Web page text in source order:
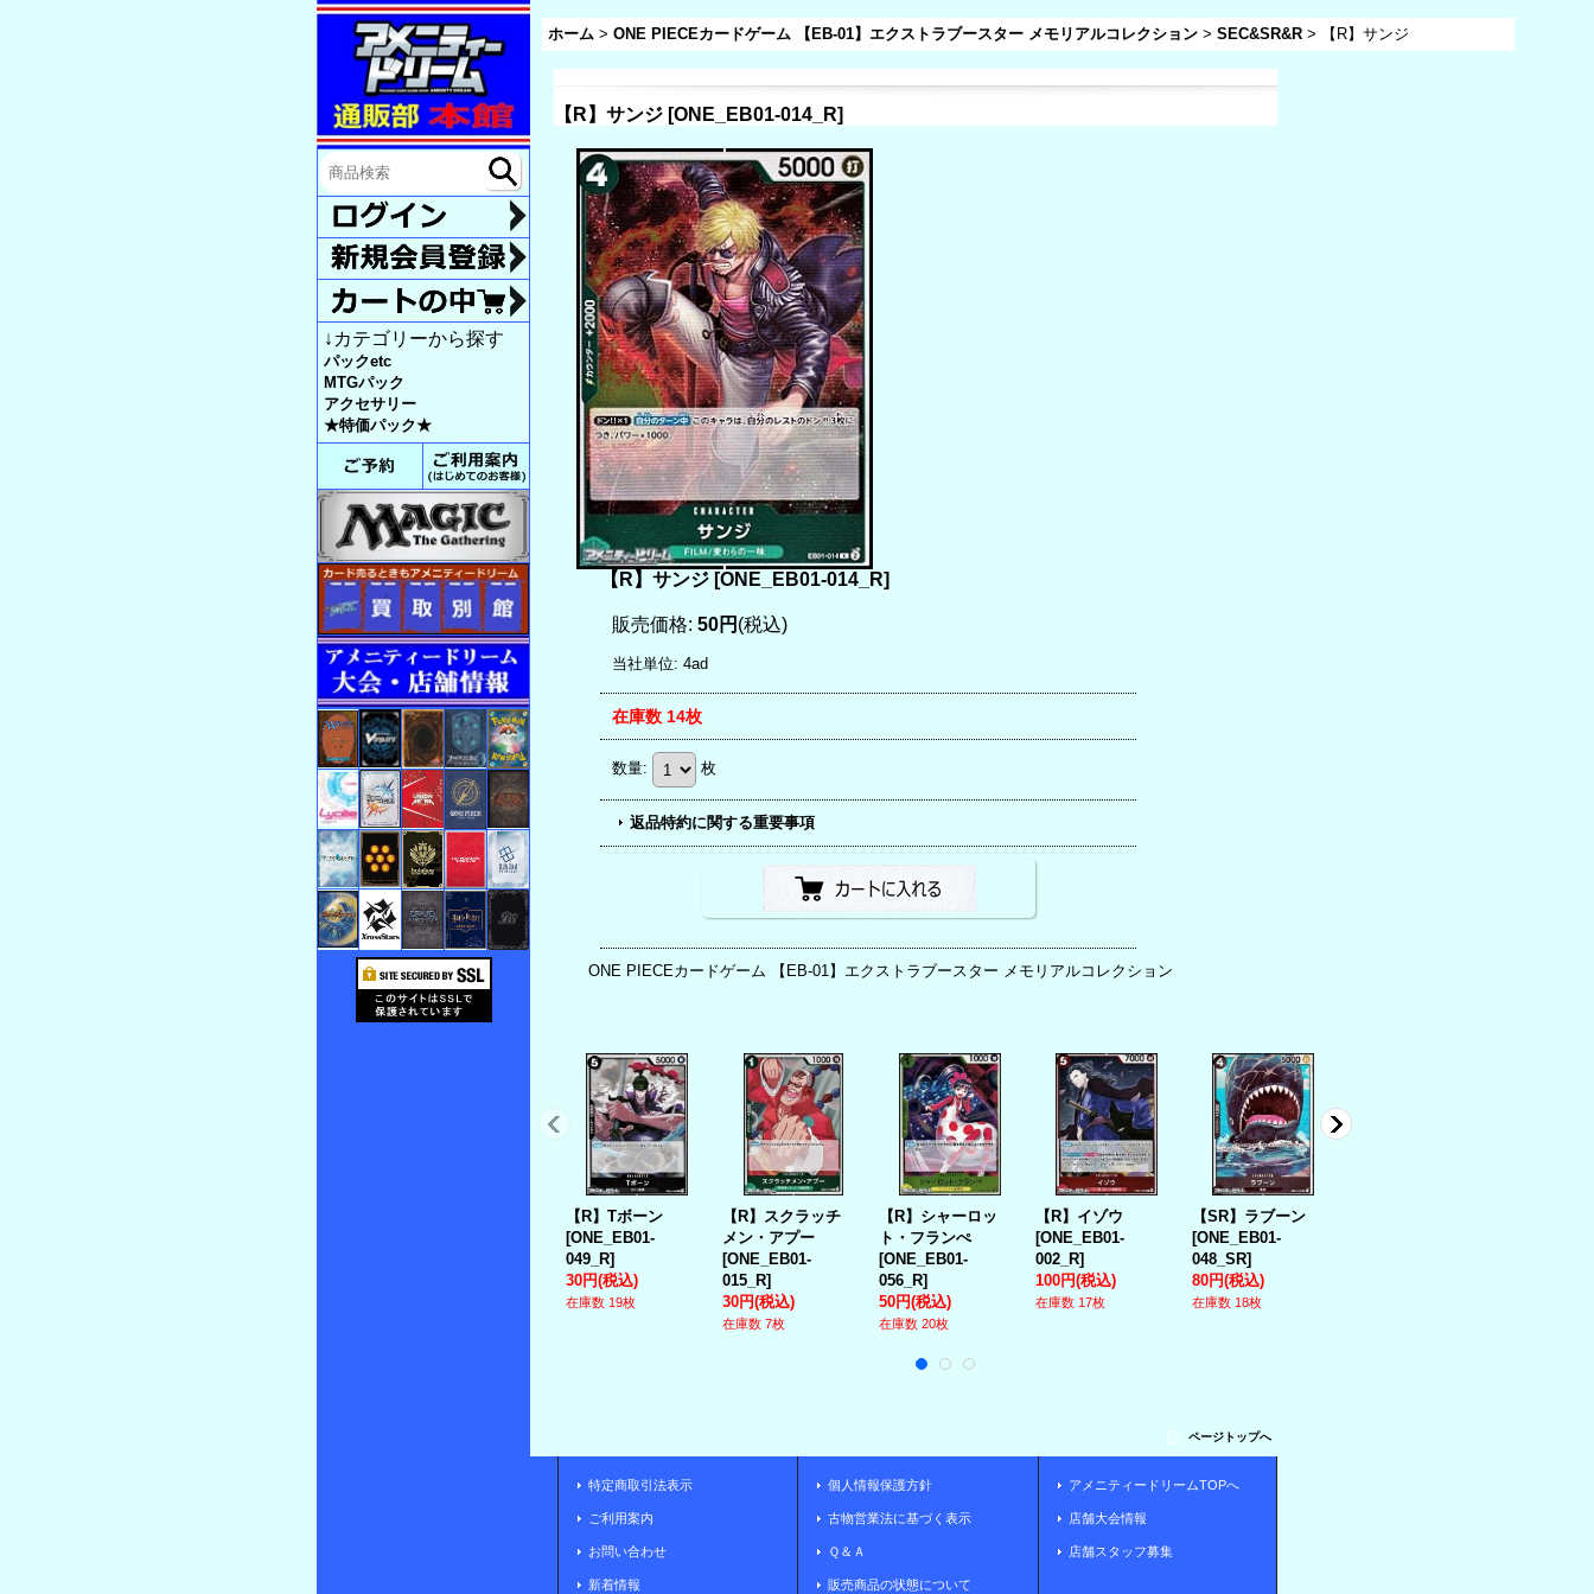
ホーム > ONE PIECEカードゲーム 【EB-01】エクストラブースター メモリアルコレクション > SEC&SR&R > 【R】サンジ
↓カテゴリーから探す
パックetc
MTGパック
アクセサリー
★特価パック★
【R】サンジ [ONE_EB01-014_R]
【R】サンジ [ONE_EB01-014_R]
販売価格: 50円 (税込)
当社単位: 4ad
在庫数 14枚
数量: 枚
返品特約に関する重要事項
ONE PIECEカードゲーム 【EB-01】エクストラブースター メモリアルコレクション
【R】Tボーン
[ONE_EB01-
049_R]
30円(税込)
在庫数 19枚
【R】スクラッチ
メン・アプー
[ONE_EB01-
015_R]
30円(税込)
在庫数 7枚
【R】シャーロッ
ト・フランぺ
[ONE_EB01-
056_R]
50円(税込)
在庫数 20枚
【R】イゾウ
[ONE_EB01-
002_R]
100円(税込)
在庫数 17枚
【SR】ラブーン
[ONE_EB01-
048_SR]
80円(税込)
在庫数 18枚
ページトップへ
特定商取引法表示
ご利用案内
お問い合わせ
新着情報
個人情報保護方針
古物営業法に基づく表示
Ｑ＆Ａ
販売商品の状態について
アメニティードリームTOPへ
店舗大会情報
店舗スタッフ募集